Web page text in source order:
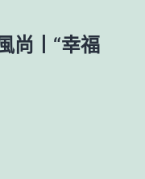
尚丨“幸福